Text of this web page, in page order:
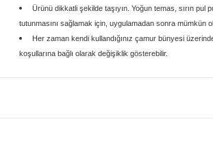
Ürünü dikkatli şekilde taşıyın. Yoğun temas, sırın
tutunmasını sağlamak için, uygulamadan sonra mümkün
Her zaman kendi kullandığınız çamur bünyesi
koşullarına bağlı olarak değişiklik gösterebilir.